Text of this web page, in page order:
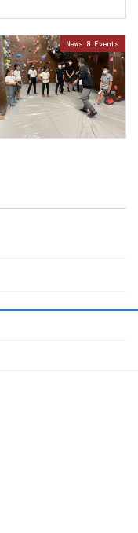
News & Events